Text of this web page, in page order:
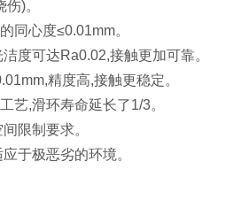
)。
同心度≤0.01mm。
度可达Ra0.02,接触更加可靠。
精度高,接触更稳定。
,滑环寿命延长了1/3。
限制要求。
于极恶劣的环境。